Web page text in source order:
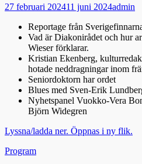
Publicerad
27 februari 202411 juni 2024Författare
admin
Reportage från
Vad är Diakonirådet och hur
Wieser förklarar.
Kristian Ekenberg,
hotade neddragningar inom
Seniordoktorn har ordet
Blues med Sven-Erik
Nyhetspanel Vuokko-Vera
Björn Widegren
Lyssna/ladda ner. Öppnas i ny flik.
Kategorier
Program